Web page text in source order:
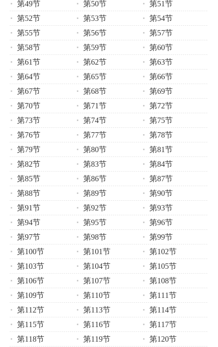
第49节
第50节
第51节
第52节
第53节
第54节
第55节
第56节
第57节
第58节
第59节
第60节
第61节
第62节
第63节
第64节
第65节
第66节
第67节
第68节
第69节
第70节
第71节
第72节
第73节
第74节
第75节
第76节
第77节
第78节
第79节
第80节
第81节
第82节
第83节
第84节
第85节
第86节
第87节
第88节
第89节
第90节
第91节
第92节
第93节
第94节
第95节
第96节
第97节
第98节
第99节
第100节
第101节
第102节
第103节
第104节
第105节
第106节
第107节
第108节
第109节
第110节
第111节
第112节
第113节
第114节
第115节
第116节
第117节
第118节
第119节 第120节